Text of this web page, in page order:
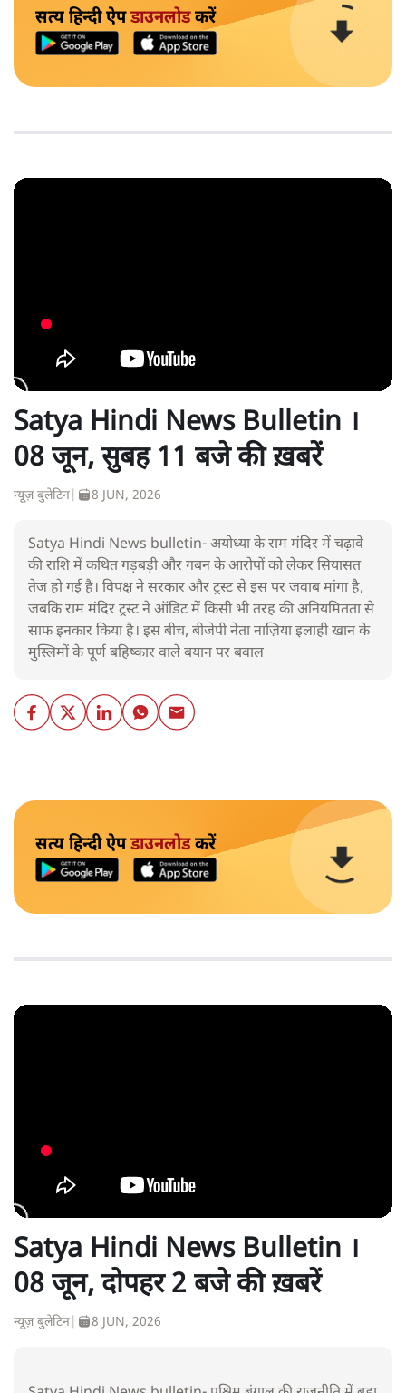
सत्य हिन्दी ऐपडाउनलोडकरें
Satya Hindi News Bulletin ।
08 जून, सुबह 11 बजे की ख़बरें
न्यूज़ बुलेटिन 8 JUN, 2026
Satya Hindi News bulletin- अयोध्या के राम मंदिर में चढ़ावे
की राशि में कथित गड़बड़ी और गबन के आरोपों को लेकर सियासत
तेज हो गई है। विपक्ष ने सरकार और ट्रस्ट से इस पर जवाब मांगा है,
जबकि राम मंदिर ट्रस्ट ने ऑडिट में किसी भी तरह की अनियमितता से
साफ इनकार किया है। इस बीच, बीजेपी नेता नाज़िया इलाही खान के
मुस्लिमों के पूर्ण बहिष्कार वाले बयान पर बवाल
सत्य हिन्दी ऐपडाउनलोडकरें
Satya Hindi News Bulletin ।
08 जून, दोपहर 2 बजे की ख़बरें
न्यूज़ बुलेटिन 8 JUN, 2026